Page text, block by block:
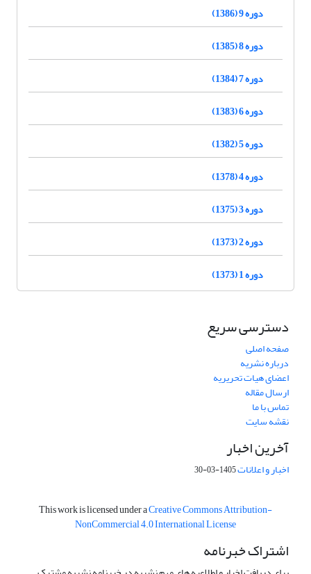
دوره 9 (1386)
دوره 8 (1385)
دوره 7 (1384)
دوره 6 (1383)
دوره 5 (1382)
دوره 4 (1378)
دوره 3 (1375)
دوره 2 (1373)
دوره 1 (1373)
دسترسی سریع
صفحه اصلی
درباره نشریه
اعضای هیات تحریریه
ارسال مقاله
تماس با ما
نقشه سایت
آخرین اخبار
اخبار و اعلانات1405-03-30
This work is licensed under aCreative Commons Attribution-
NonCommercial 4.0 International License
اشتراک خبرنامه